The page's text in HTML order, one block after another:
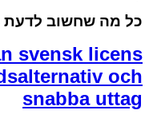
כל מה שחשוב לדעת
svensk licens
och
snabba uttag